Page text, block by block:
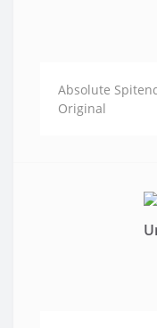
Absolute
Original